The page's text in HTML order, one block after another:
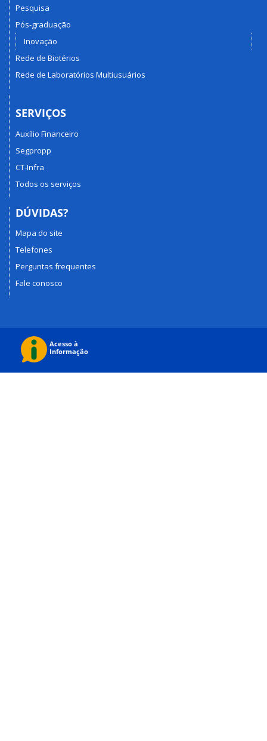
Pesquisa
Pós-graduação
Inovação
Rede de Biotérios
Rede de Laboratórios Multiusuários
SERVIÇOS
Auxílio Financeiro
Segpropp
CT-Infra
Todos os serviços
DÚVIDAS?
Mapa do site
Telefones
Perguntas frequentes
Fale conosco